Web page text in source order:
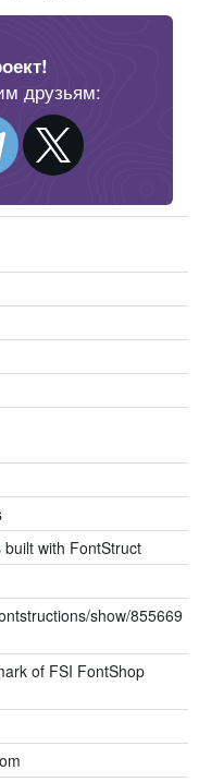
друзьям:
built with FontStruct
show/855669
of FSI FontShop